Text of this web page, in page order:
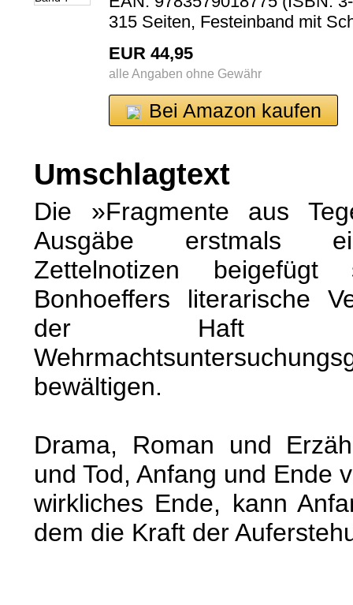
315 Seiten, Festeinband mit
EUR 44,95
alle Angaben ohne Gewähr
Bei Amazon kaufen
Umschlagtext
Die »Fragmente aus
Ausgäbe erstmals
Zettelnotizen beigefügt
Bonhoeffers literarische
der Haft
bewältigen.
Drama, Roman und
und Tod, Anfang und Ende
wirkliches Ende, kann
dem die Kraft der